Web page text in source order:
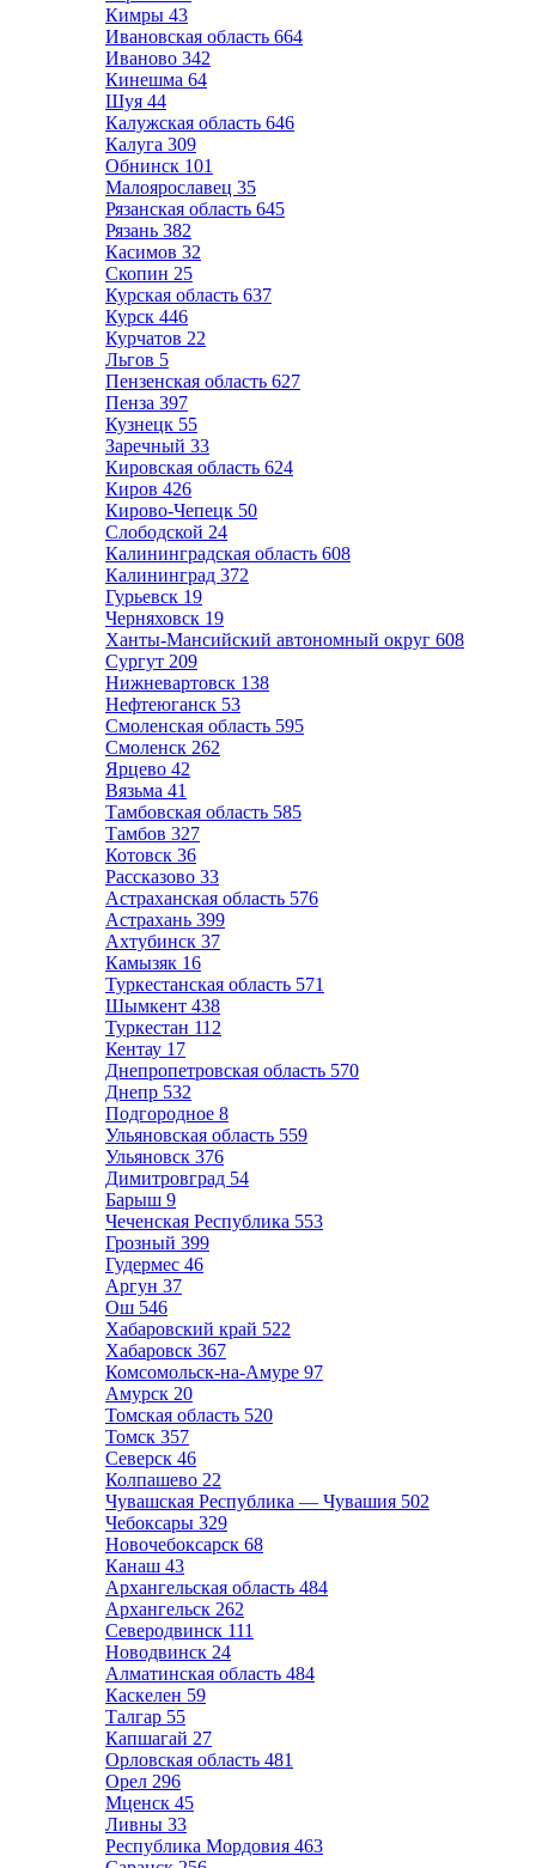
Кимры 43
Ивановская область 664
Иваново 342
Кинешма 64
Шуя 44
Калужская область 646
Калуга 309
Обнинск 101
Малоярославец 35
Рязанская область 645
Рязань 382
Касимов 32
Скопин 25
Курская область 637
Курск 446
Курчатов 22
Льгов 5
Пензенская область 627
Пенза 397
Кузнецк 55
Заречный 33
Кировская область 624
Киров 426
Кирово-Чепецк 50
Слободской 24
Калининградская область 608
Калининград 372
Гурьевск 19
Черняховск 19
Ханты-Мансийский автономный округ 608
Сургут 209
Нижневартовск 138
Нефтеюганск 53
Смоленская область 595
Смоленск 262
Ярцево 42
Вязьма 41
Тамбовская область 585
Тамбов 327
Котовск 36
Рассказово 33
Астраханская область 576
Астрахань 399
Ахтубинск 37
Камызяк 16
Туркестанская область 571
Шымкент 438
Туркестан 112
Кентау 17
Днепропетровская область 570
Днепр 532
Подгородное 8
Ульяновская область 559
Ульяновск 376
Димитровград 54
Барыш 9
Чеченская Республика 553
Грозный 399
Гудермес 46
Аргун 37
Ош 546
Хабаровский край 522
Хабаровск 367
Комсомольск-на-Амуре 97
Амурск 20
Томская область 520
Томск 357
Северск 46
Колпашево 22
Чувашская Республика — Чувашия 502
Чебоксары 329
Новочебоксарск 68
Канаш 43
Архангельская область 484
Архангельск 262
Северодвинск 111
Новодвинск 24
Алматинская область 484
Каскелен 59
Талгар 55
Капшагай 27
Орловская область 481
Орел 296
Мценск 45
Ливны 33
Республика Мордовия 463